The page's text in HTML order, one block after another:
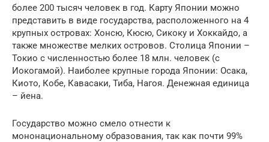
более 200 тысяч человек в год. Карту Японии можно
представить в виде государства, расположенного на 4
крупных островах: Хонсю, Кюсю, Сикоку и Хоккайдо, а
также множестве мелких островов. Столица Японии –
Токио с численностью более 18 млн. человек (с
Иокогамой). Наиболее крупные города Японии: Осака,
Киото, Кобе, Кавасаки, Тиба, Нагоя. Денежная единица
– йена.
Государство можно смело отнести к
мононациональному образования, так как почти 99%